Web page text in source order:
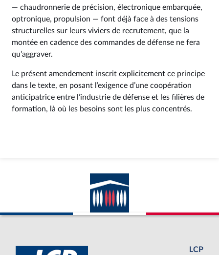
— chaudronnerie de précision, électronique embarquée,
optronique, propulsion — font déjà face à des tensions
structurelles sur leurs viviers de recrutement, que la
montée en cadence des commandes de défense ne fera
qu’aggraver.
Le présent amendement inscrit explicitement ce principe
dans le texte, en posant l’exigence d’une coopération
anticipatrice entre l’industrie de défense et les filières de
formation, là où les besoins sont les plus concentrés.
LCP